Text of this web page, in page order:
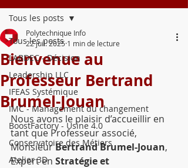
Tous les posts
LABDEC - Décision
Leadership LLC
IFEAS Systémique
IMC - Management du changement
BoostFactory - Usine 4.0
Conservatoire des Métiers
Atelier 3D
Tous les posts
Bienvenue au
Professeur Bertrand
Brumel-Jouan
Polytechnique Info
22 juil. 2025 1 min de lecture
Nous avons le plaisir d’accueillir en
tant que Professeur associé,
Monsieur Bertrand Brumel-Jouan,
Expert en Stratégie et